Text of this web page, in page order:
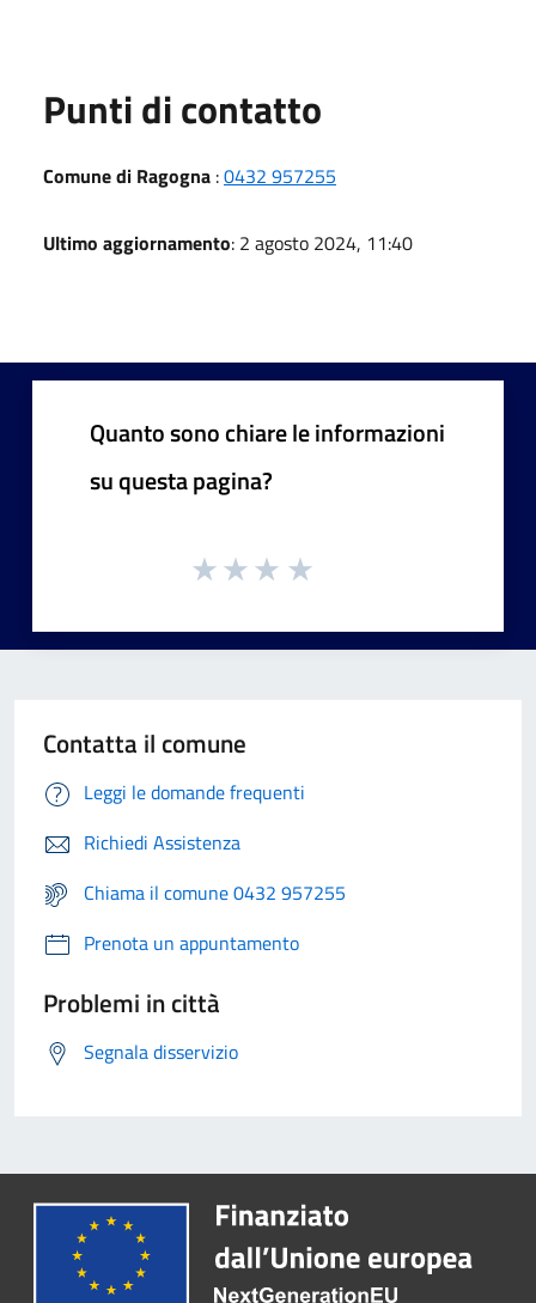
Punti di contatto
Comune di Ragogna :0432 957255
Ultimo aggiornamento: 2 agosto 2024, 11:40
Quanto sono chiare le informazioni
su questa pagina?
Contatta il comune
Leggi le domande frequenti
Richiedi Assistenza
Chiama il comune 0432 957255
Prenota un appuntamento
Problemi in città
Segnala disservizio